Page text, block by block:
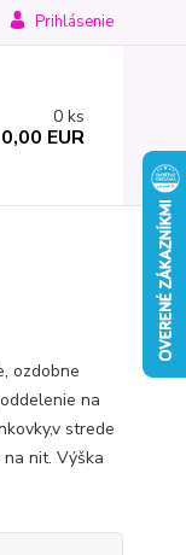
Prihlásenie
0 ks
0,00 EUR
ozdobne
na
strede
nit. Výška